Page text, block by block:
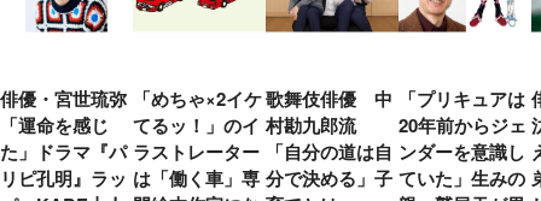
俳優・宮世琉弥
「運命を感じ
た」ドラマ『パ
リピ孔明』ラッ
「めちゃ×2イケ
てるッ！」のイ
ラストレーター
は「働く車」専
歌舞伎俳優 中
村勘九郎流
「自分の道は自
分で決める」子
「プリキュアは
20年前からジェ
ンダーを意識し
ていた」生みの